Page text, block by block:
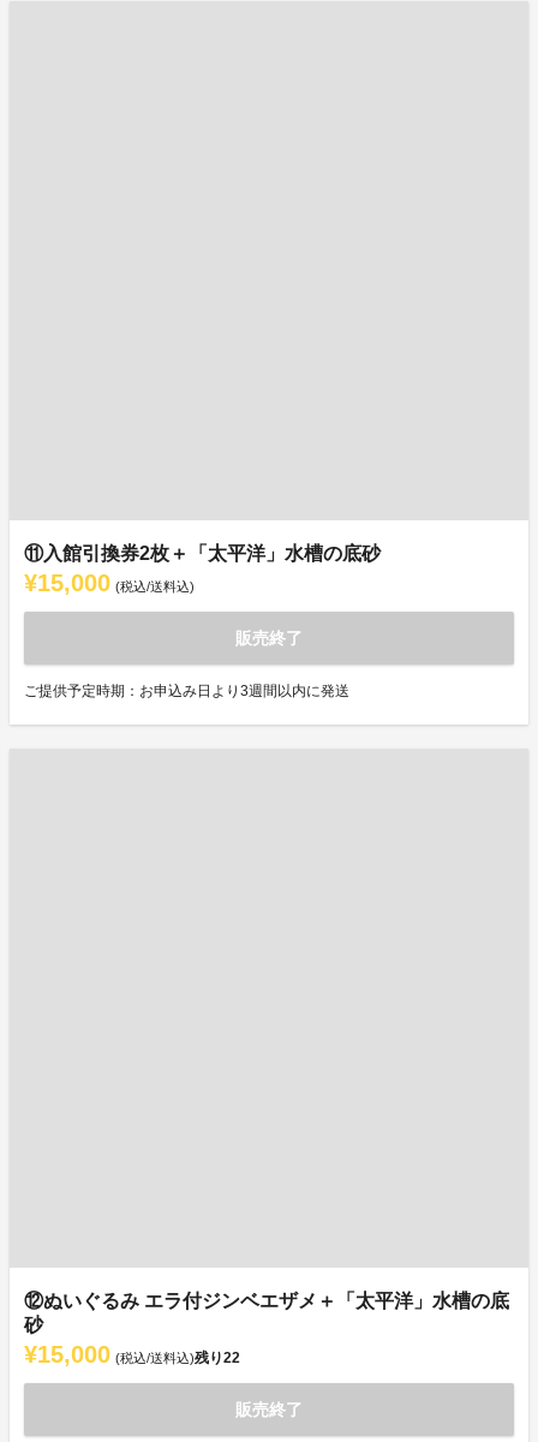
⑪入館引換券2枚＋「太平洋」水槽の底砂
¥15,000 (税込/送料込)
販売終了
ご提供予定時期：お申込み日より3週間以内に発送
⑫ぬいぐるみ エラ付ジンベエザメ＋「太平洋」水槽の底
砂
¥15,000 (税込/送料込)残り22
販売終了